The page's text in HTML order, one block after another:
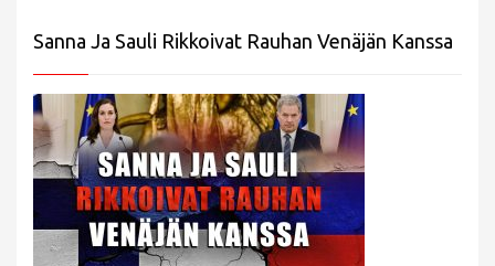
Sanna Ja Sauli Rikkoivat Rauhan Venäjän Kanssa